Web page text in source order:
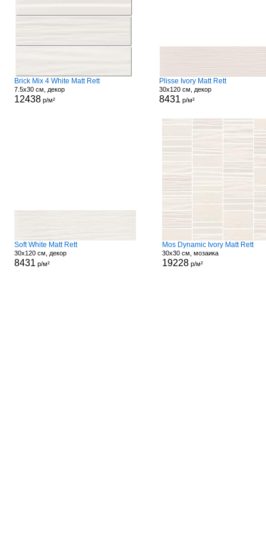
Brick Mix 4 White Matt Rett
7.5x30 см, декор
12438 р/м²
Plisse Ivory Matt Rett
30x120 см, декор
8431 р/м²
Soft White Matt Rett
30x120 см, декор
8431 р/м²
Mos Dynamic Ivory Matt Rett
30x30 см, мозаика
19228р/м²